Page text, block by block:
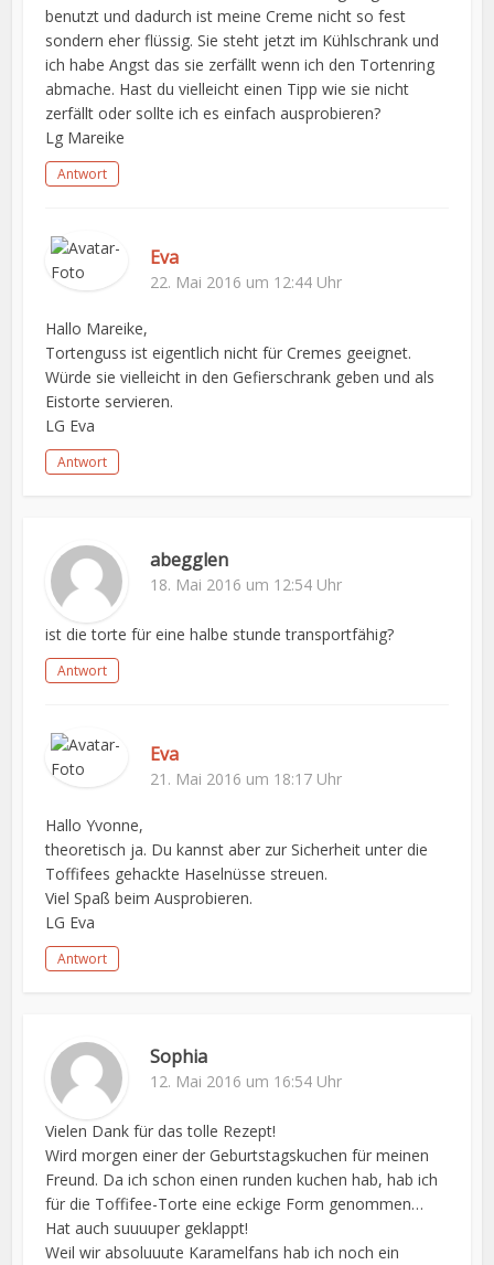
benutzt und dadurch ist meine Creme nicht so fest
sondern eher flüssig. Sie steht jetzt im Kühlschrank und
ich habe Angst das sie zerfällt wenn ich den Tortenring
abmache. Hast du vielleicht einen Tipp wie sie nicht
zerfällt oder sollte ich es einfach ausprobieren?
Lg Mareike
Antwort
Eva
22. Mai 2016 um 12:44 Uhr
Hallo Mareike,
Tortenguss ist eigentlich nicht für Cremes geeignet.
Würde sie vielleicht in den Gefierschrank geben und als
Eistorte servieren.
LG Eva
Antwort
abegglen
18. Mai 2016 um 12:54 Uhr
ist die torte für eine halbe stunde transportfähig?
Antwort
Eva
21. Mai 2016 um 18:17 Uhr
Hallo Yvonne,
theoretisch ja. Du kannst aber zur Sicherheit unter die
Toffifees gehackte Haselnüsse streuen.
Viel Spaß beim Ausprobieren.
LG Eva
Antwort
Sophia
12. Mai 2016 um 16:54 Uhr
Vielen Dank für das tolle Rezept!
Wird morgen einer der Geburtstagskuchen für meinen
Freund. Da ich schon einen runden kuchen hab, hab ich
für die Toffifee-Torte eine eckige Form genommen…
Hat auch suuuuper geklappt!
Weil wir absoluuute Karamelfans hab ich noch ein